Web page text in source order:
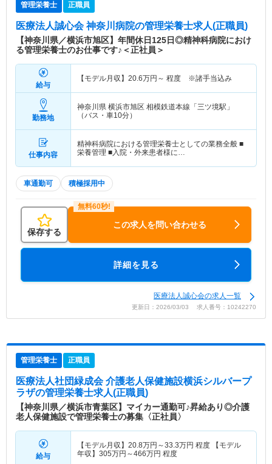
管理栄養士 正職員
医療法人誠心会 神奈川病院の管理栄養士求人(正職員)
【神奈川県／横浜市旭区】年間休日125日◎精神科病院におけ
る管理栄養士のお仕事です♪＜正社員＞
給与
【モデル月収】 20.6万円～ 程度 ※諸手当込み
勤務地
神奈川県 横浜市旭区 相模鉄道本線「三ツ境駅」
（バス・車10分）
仕事内容
精神科病院における管理栄養士としての業務全般 ■
栄養管理 ■入院・外来患者様に…
車通勤可 積極採用中
保存する
この求人を問い合わせる
詳細を見る
医療法人誠心会の求人一覧
更新日：2026/03/03 求人番号：10242270
管理栄養士 正職員
医療法人社団緑成会 介護老人保健施設横浜シルバープ
ラザの管理栄養士求人(正職員)
【神奈川県／横浜市青葉区】マイカー通勤可♪昇給あり◎介護
老人保健施設で管理栄養士の募集〈正社員〉
給与
【モデル月収】 20.8万円～33.3万円 程度 【モデル
年収】 305万円～466万円 程度